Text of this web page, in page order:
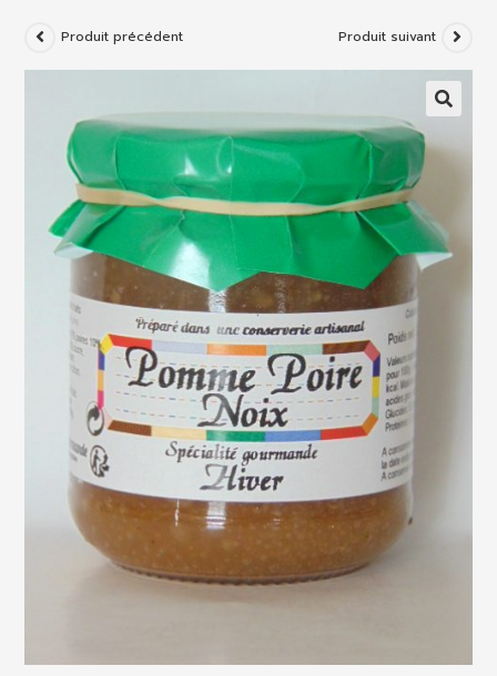
Produit précédent Produit suivant